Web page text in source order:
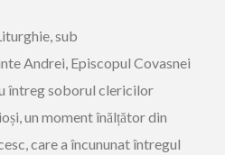
,sub
Andrei, Episcopul Covasnei
întreg soborul clericilor
un moment înălțător din
care a încununat întregul